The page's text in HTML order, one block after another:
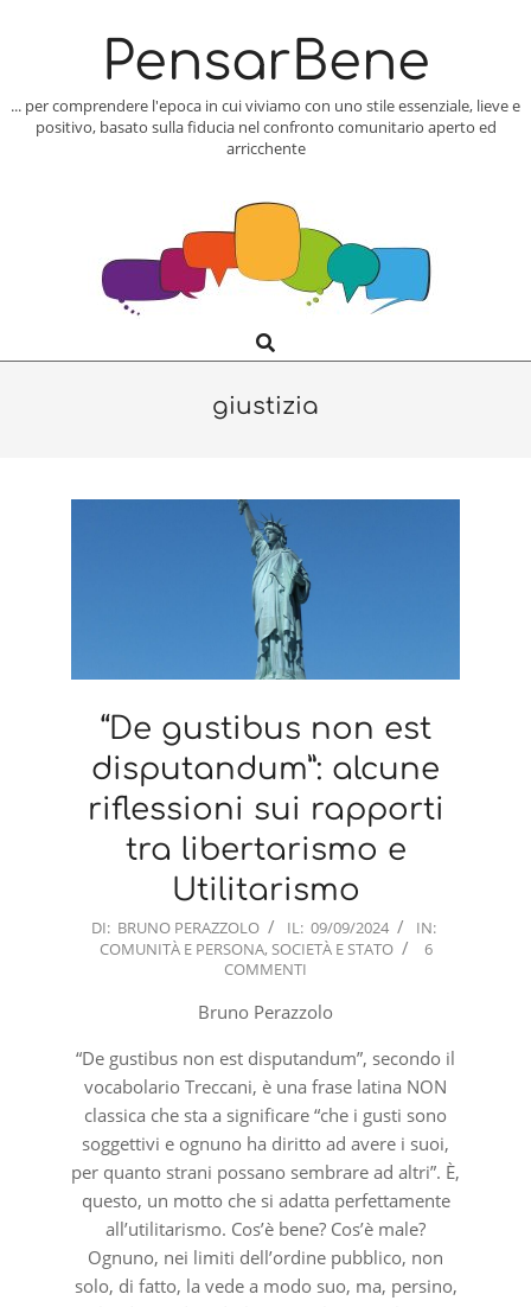
PensarBene
... per comprendere l'epoca in cui viviamo con uno stile essenziale, lieve e
positivo, basato sulla fiducia nel confronto comunitario aperto ed
arricchente
Navigation
Search
giustizia
“De gustibus non est
disputandum”: alcune
riflessioni sui rapporti
tra libertarismo e
Utilitarismo
2024-
DI: BRUNO PERAZZOLO IL: 09/09/2024
IN:
COMUNITÀ E PERSONA, SOCIETÀ E STATO
6
COMMENTI
Bruno Perazzolo
“De gustibus non est disputandum”, secondo il
vocabolario Treccani, è una frase latina NON
classica che sta a significare “che i gusti sono
soggettivi e ognuno ha diritto ad avere i suoi,
per quanto strani possano sembrare ad altri”. È,
questo, un motto che si adatta perfettamente
all’utilitarismo. Cos’è bene? Cos’è male?
Ognuno, nei limiti dell’ordine pubblico, non
solo, di fatto, la vede a modo suo, ma, persino,